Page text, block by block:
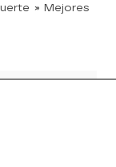
» Mejores